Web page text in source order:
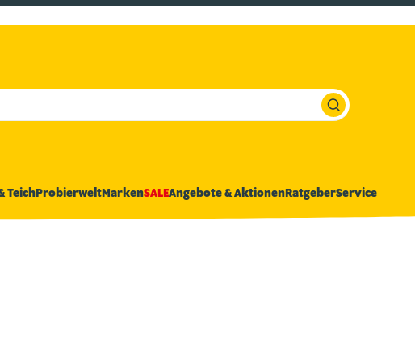
TeichProbierweltMarkenSALEAngebote & AktionenRatgeberService